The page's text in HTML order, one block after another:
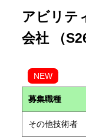
アビリテ
会社 （
NEW
募集職種
その他技術者